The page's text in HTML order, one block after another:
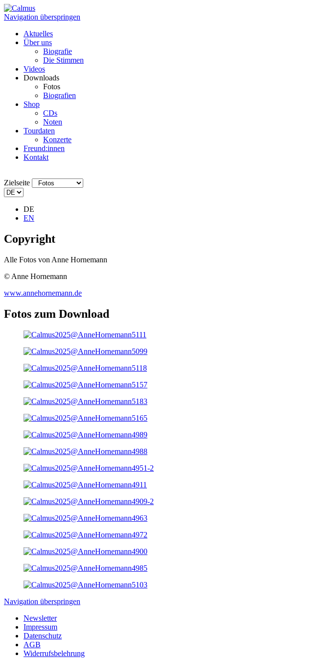
Navigation überspringen
Aktuelles
Über uns
Biografie
Die Stimmen
Videos
Downloads
Fotos
Biografien
Shop
CDs
Noten
Tourdaten
Konzerte
Freund:innen
Kontakt
Zielseite
DE
EN
Copyright
Alle Fotos von Anne Hornemann
© Anne Hornemann
www.annehornemann.de
Fotos zum Download
Navigation überspringen
Newsletter
Impressum
Datenschutz
AGB
Widerrufsbelehrung